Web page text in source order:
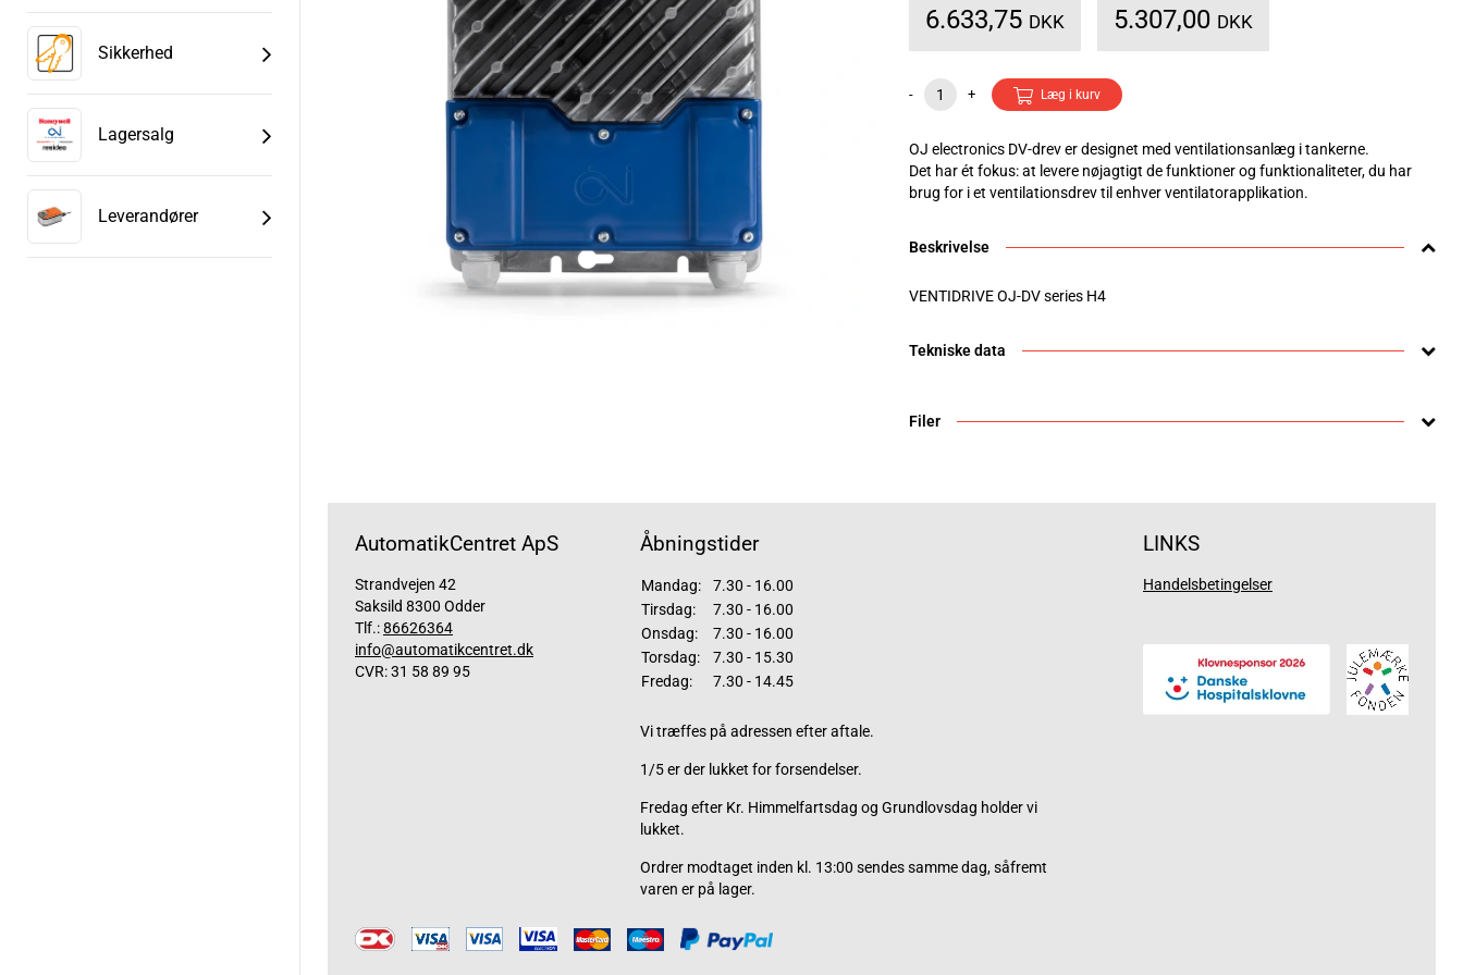
Sikkerhed
Lagersalg
Leverandører
6.633,75 DKK 5.307,00 DKK
- + Læg i kurv
OJ electronics DV-drev er designet med ventilationsanlæg i tankerne.
Det har ét fokus: at levere nøjagtigt de funktioner og funktionaliteter, du har
brug for i et ventilationsdrev til enhver ventilatorapplikation.
Beskrivelse
VENTIDRIVE OJ-DV series H4
Tekniske data
Filer
AutomatikCentret ApS
Strandvejen 42
Saksild 8300 Odder
Tlf.:86626364
info@automatikcentret.dk
CVR: 31 58 89 95
Åbningstider
Mandag:
7.30 - 16.00
Tirsdag:
7.30 - 16.00
Onsdag:
7.30 - 16.00
Torsdag:
7.30 - 15.30
Fredag:
7.30 - 14.45
Vi træffes på adressen efter aftale.
1/5 er der lukket for forsendelser.
Fredag efter Kr. Himmelfartsdag og Grundlovsdag holder vi
lukket.
Ordrer modtaget inden kl. 13:00 sendes samme dag, såfremt
varen er på lager.
LINKS
Handelsbetingelser